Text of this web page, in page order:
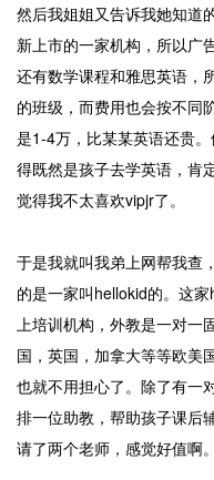
然后我姐姐又告诉我她知道
新上市的一家机构，所以广
还有数学课程和雅思英语，
的班级，而费用也会按不同
是1-4万，比某某英语还贵
得既然是孩子去学英语，肯
觉得我不太喜欢vipjr了。
于是我就叫我弟上网帮我查
的是一家叫hellokid的。这
上培训机构，外教是一对一
国，英国，加拿大等等欧美
也就不用担心了。除了有一
排一位助教，帮助孩子课后
请了两个老师，感觉好值啊。